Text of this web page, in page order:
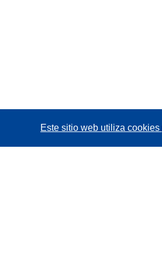
Este sitio web utiliza cookies